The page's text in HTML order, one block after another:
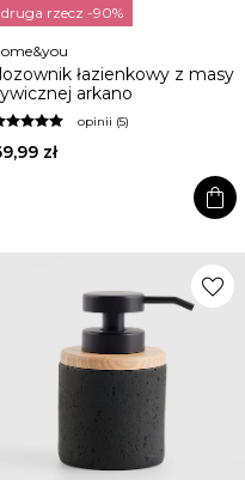
druga rzecz -90%
łazienkowy z masy
arkano
opinii (5)
zł
shopping_bag
favorite